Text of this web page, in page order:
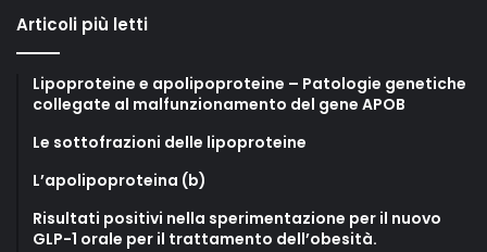
Articoli più letti
Lipoproteine e apolipoproteine – Patologie genetiche
collegate al malfunzionamento del gene APOB
Le sottofrazioni delle lipoproteine
L’apolipoproteina (b)
Risultati positivi nella sperimentazione per il nuovo
GLP-1 orale per il trattamento dell’obesità.